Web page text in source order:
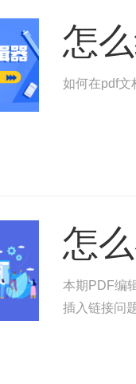
怎
如何在pdf文
怎
本期PDF编
插入链接问